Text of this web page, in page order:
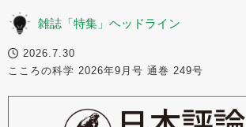
雑誌「特集」ヘッドライン
2026.7.30
こころの科学 2026年9月号 通巻 249号